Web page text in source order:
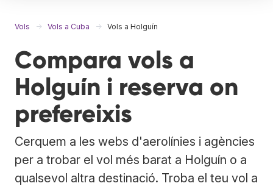
Vols Vols a Cuba Vols a Holguín
Compara vols a
Holguín i reserva on
prefereixis
Cerquem a les webs d'aerolínies i agències
per a trobar el vol més barat a Holguín o a
qualsevol altra destinació. Troba el teu vol a